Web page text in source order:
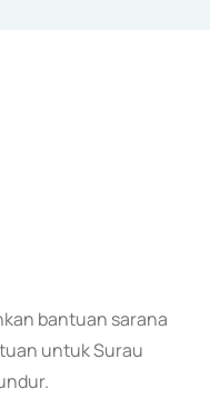
bantuan sarana
untuk Surau